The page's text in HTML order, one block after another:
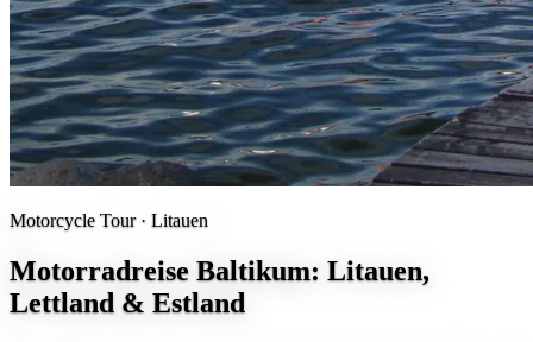
Motorcycle Tour · Litauen
Motorradreise Baltikum: Litauen,
Lettland & Estland